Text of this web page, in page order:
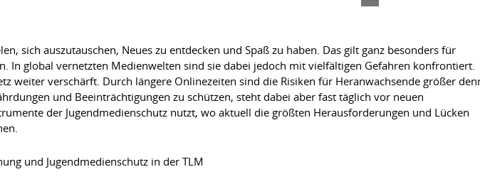
sich auszutauschen, Neues zu entdecken und Spaß zu haben. Das gilt ganz besonders für
In global vernetzten Medienwelten sind sie dabei jedoch mit vielfältigen Gefahren konfrontiert.
weiter verschärft. Durch längere Onlinezeiten sind die Risiken für Heranwachsende größer
und Beeinträchtigungen zu schützen, steht dabei aber fast täglich vor neuen
der Jugendmedienschutz nutzt, wo aktuell die größten Herausforderungen und Lücken
und Jugendmedienschutz in der TLM